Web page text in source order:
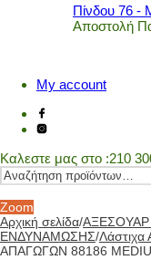
Πίνδου 76 -
Αποστολή
My account
Καλεστε μας στο :210
Αναζήτηση
για:
Zoom
Αρχική σελίδα/
ΕΝΔΥΝΑΜΩΣΗΣ/Λάστιχα
ΑΠΑΓΩΓΩΝ 88186